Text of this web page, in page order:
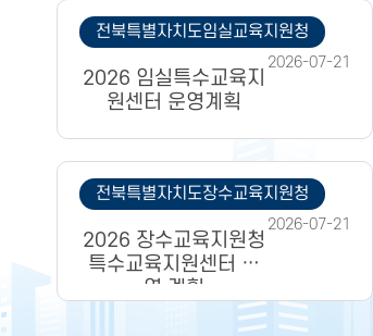
전북특별자치도임실교육지원청
2026-07-21
2026 임실특수교육지
원센터 운영계획
전북특별자치도장수교육지원청
2026-07-21
2026 장수교육지원청
특수교육지원센터 운
영 계획